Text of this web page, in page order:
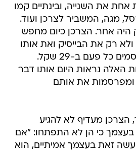
אחת את השנייה, ובינתיים קמו
מגה, המשביר לצרכן ועוד.
היה אחר. הצרכן כיום מחפש
ולא רק את הבייסיק ואת אותו
מתלה כביסה שמפרסמים כל פעם ב-29 שקל.
האלה נראות היום אותו דבר
ומפרסמות את אותם
הצרכן מעדיף לא להגיע
כי הן לא התפתחו: "אם
זאת בעצמך אמיתיים, הוא